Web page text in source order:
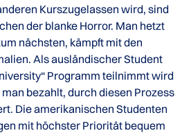
Kurszugelassen wird, sind
der blanke Horror. Man hetzt
nächsten, kämpft mit den
Als ausländischer Student
Programm teilnimmt wird
man bezahlt, durch diesen Prozess
Die amerikanischen Studenten
mit höchster Priorität bequem